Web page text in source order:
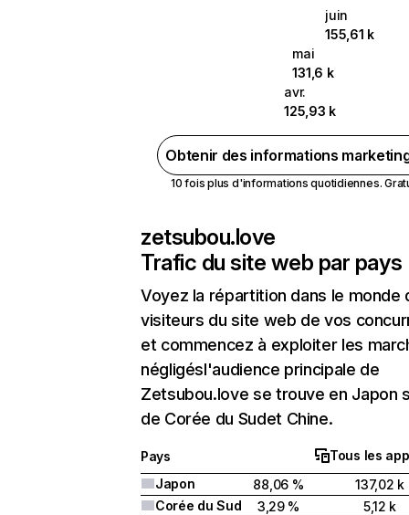
juin
155,61 k
mai
131,6 k
avr.
125,93 k
Obtenir des informations
10 fois plus d'informations quotidiennes.
zetsubou.love
Trafic du site web par pays
Voyez la répartition dans le monde
visiteurs du site web de vos
et commencez à exploiter les
négligésl'audience principale de
Zetsubou.love se trouve en Japon
de Corée du Sudet Chine.
Pays
Tous les
Japon
88,06 %
137,02 k
Corée du Sud
3,29 %
5,12 k